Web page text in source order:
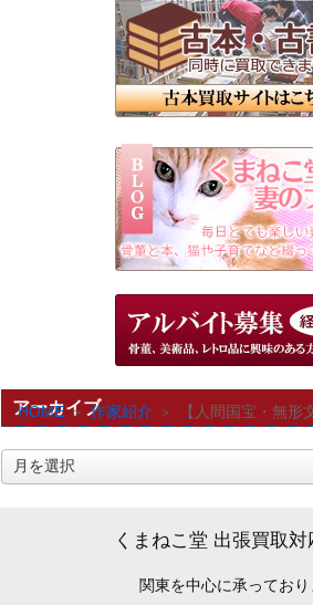
HOME 作家紹介 【人間国宝・無形
アーカイブ
くまねこ堂 出張買取対
関東を中心に承っており